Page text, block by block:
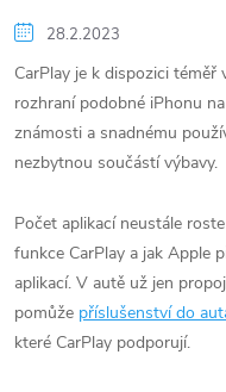
28.2.2023
CarPlay je k dispozici
rozhraní podobné iPhonu
známosti a snadnému
nezbytnou součástí výbavy.
Počet aplikací neustále
funkce CarPlay a jak Apple
aplikací. V autě už jen
pomůže příslušenství do
které CarPlay podporují.